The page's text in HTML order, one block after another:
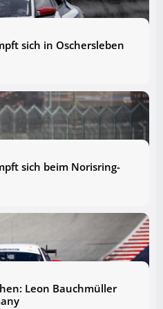
sich in Oschersleben
sich beim Norisring-
Leon Bauchmüller